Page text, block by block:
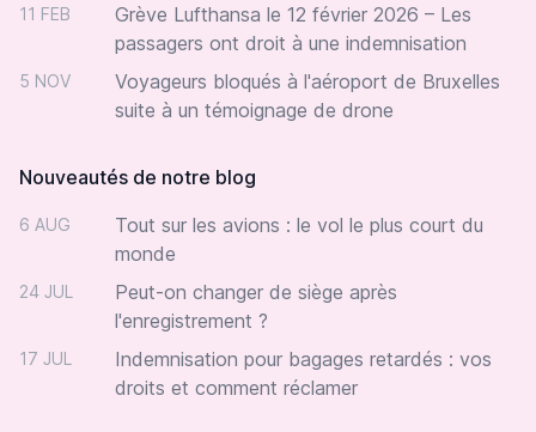
11 FEB
Grève Lufthansa le 12 février 2026 – Les
passagers ont droit à une indemnisation
5 NOV
Voyageurs bloqués à l'aéroport de Bruxelles
suite à un témoignage de drone
Nouveautés de notre blog
6 AUG
Tout sur les avions : le vol le plus court du
monde
24 JUL
Peut-on changer de siège après
l'enregistrement ?
17 JUL
Indemnisation pour bagages retardés : vos
droits et comment réclamer